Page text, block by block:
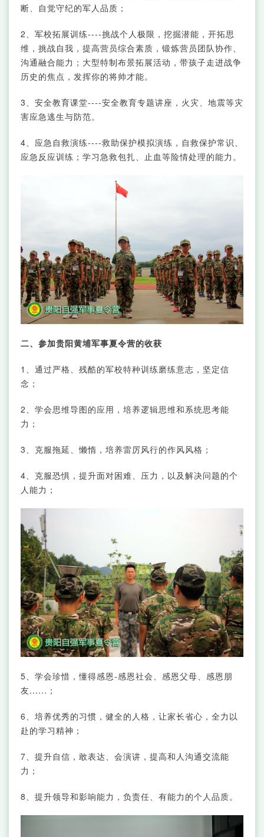
断、自觉守纪的军人品质；
2、军校拓展训练----挑战个人极限，挖掘潜能，开拓思
维，挑战自我，提高营员综合素质，锻炼营员团队协作、
沟通融合能力；大型特制布景拓展活动，带孩子走进战争
历史的焦点，发挥你的将帅才能。
3、安全教育课堂----安全教育专题讲座，火灾、地震等灾
害应急逃生与防范。
4、应急自救演练----救助保护模拟演练，自救保护常识、
应急反应训练；学习急救包扎、止血等险情处理的能力。
二、参加贵阳黄埔军事夏令营的收获
1、通过严格、残酷的军校特种训练磨练意志，坚定信
念；
2、学会思维导图的应用，培养逻辑思维和系统思考能
力；
3、克服拖延、懒惰，培养雷厉风行的作风风格；
4、克服恐惧，提升面对困难、压力，以及解决问题的个
人能力；
5、学会珍惜，懂得感恩-感恩社会、感恩父母、感恩朋
友......；
6、培养优秀的习惯，健全的人格，让家长省心，全力以
赴的学习精神；
7、提升自信，敢表达、会演讲，提高和人沟通交流能
力；
8、提升领导和影响能力，负责任、有能力的个人品质。